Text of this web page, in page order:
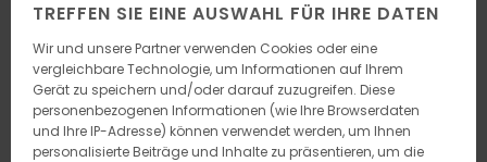
TREFFEN SIE EINE AUSWAHL FÜR IHRE DATEN
Wir und unsere Partner verwenden Cookies oder eine
vergleichbare Technologie, um Informationen auf Ihrem
Gerät zu speichern und/oder darauf zuzugreifen. Diese
personenbezogenen Informationen (wie Ihre Browserdaten
und Ihre IP-Adresse) können verwendet werden, um Ihnen
personalisierte Beiträge und Inhalte zu präsentieren, um die